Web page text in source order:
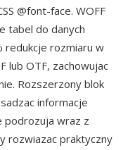
@font-face. WOFF
tabel do danych
redukcje rozmiaru w
lub OTF, zachowujac
Rozszerzony blok
informacje
podrozuja wraz z
rozwiazac praktyczny